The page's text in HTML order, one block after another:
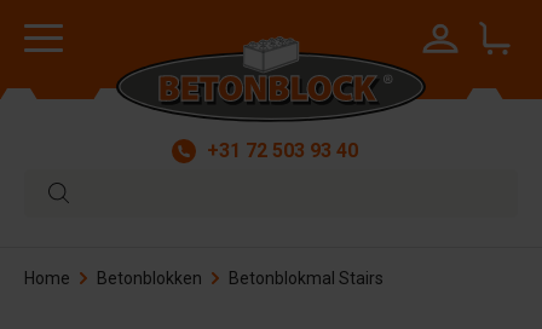
+31 72 503 93 40
Home Betonblokken Betonblokmal Stairs